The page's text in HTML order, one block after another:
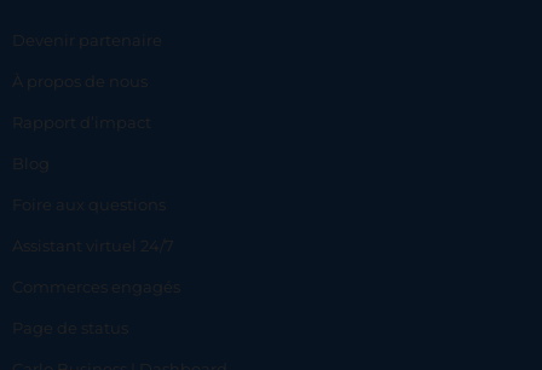
Devenir partenaire
À propos de nous
Rapport d’impact
Blog
Foire aux questions
Assistant virtuel 24/7
Commerces engagés
Page de status